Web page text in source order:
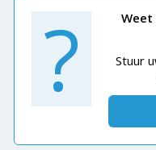
?
Stuur